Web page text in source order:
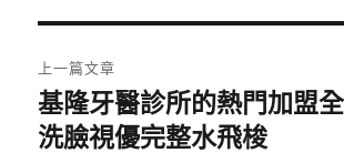
章
導
上一篇文章
上
一
基隆牙醫診所的熱門加盟
洗臉視優完整水飛梭